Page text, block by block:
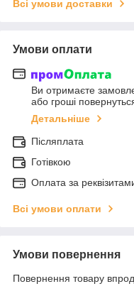
Всі умови доставки
Умови оплати
Ви отримаєте
або гроші
Детальніше
Післяплата
Готівкою
Оплата за
Всі умови оплати
Умови повернення
Повернення товару